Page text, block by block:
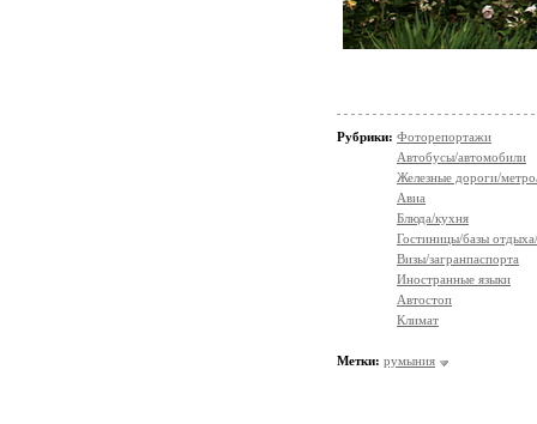
Рубрики: Фоторепортажи
Автобусы/автомобили
Железные дороги/
Авиа
Блюда/кухня
Гостиницы/базы
Визы/загранпаспорта
Иностранные языки
Автостоп
Климат
Метки: румыния